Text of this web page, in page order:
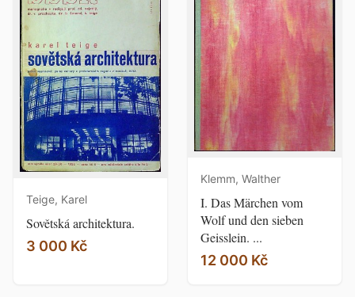
Teige, Karel
Sovětská architektura.
3 000 Kč
Klemm, Walther
I. Das Märchen vom
Wolf und den sieben
Geisslein. ...
12 000 Kč